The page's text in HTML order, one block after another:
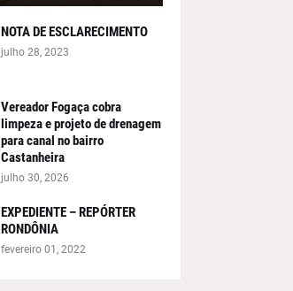
NOTA DE ESCLARECIMENTO
julho 28, 2023
Vereador Fogaça cobra
limpeza e projeto de drenagem
para canal no bairro
Castanheira
julho 30, 2026
EXPEDIENTE – REPÓRTER
RONDÔNIA
fevereiro 01, 2022